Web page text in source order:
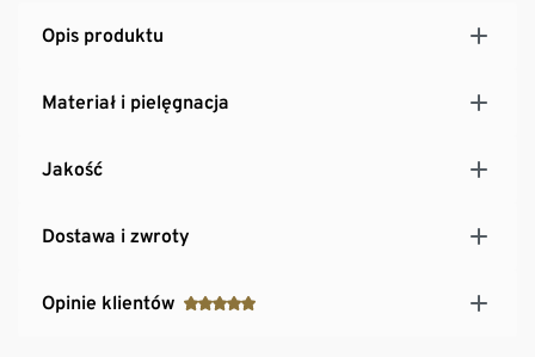
Opis produktu
Materiał i pielęgnacja
Jakość
Dostawa i zwroty
Opinie klientów